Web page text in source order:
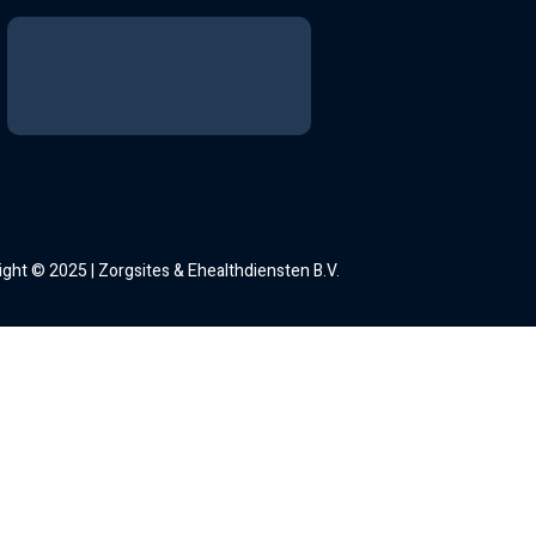
© 2025 | Zorgsites & Ehealthdiensten B.V.